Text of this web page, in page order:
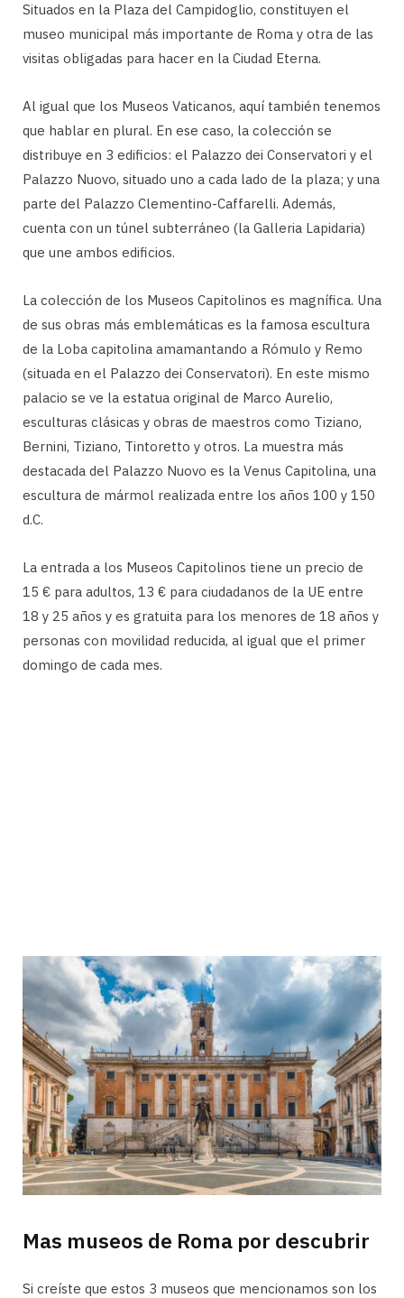
Situados en la Plaza del Campidoglio, constituyen el
museo municipal más importante de Roma y otra de las
visitas obligadas para hacer en la Ciudad Eterna.
Al igual que los Museos Vaticanos, aquí también tenemos
que hablar en plural. En ese caso, la colección se
distribuye en 3 edificios: el Palazzo dei Conservatori y el
Palazzo Nuovo, situado uno a cada lado de la plaza; y una
parte del Palazzo Clementino-Caffarelli. Además,
cuenta con un túnel subterráneo (la Galleria Lapidaria)
que une ambos edificios.
La colección de los Museos Capitolinos es magnífica. Una
de sus obras más emblemáticas es la famosa escultura
de la Loba capitolina amamantando a Rómulo y Remo
(situada en el Palazzo dei Conservatori). En este mismo
palacio se ve la estatua original de Marco Aurelio,
esculturas clásicas y obras de maestros como Tiziano,
Bernini, Tiziano, Tintoretto y otros. La muestra más
destacada del Palazzo Nuovo es la Venus Capitolina, una
escultura de mármol realizada entre los años 100 y 150
d.C.
La entrada a los Museos Capitolinos tiene un precio de
15 € para adultos, 13 € para ciudadanos de la UE entre
18 y 25 años y es gratuita para los menores de 18 años y
personas con movilidad reducida, al igual que el primer
domingo de cada mes.
Mas museos de Roma por descubrir
Si creíste que estos 3 museos que mencionamos son los